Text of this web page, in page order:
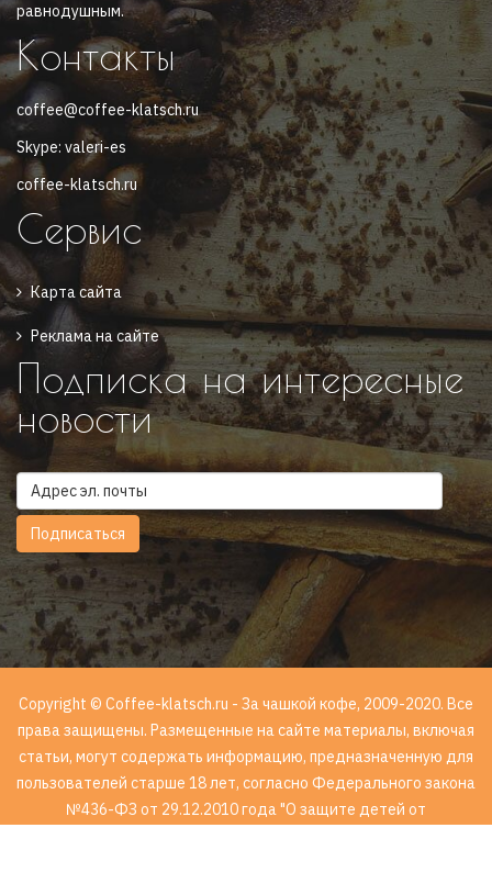
равнодушным.
Контакты
coffee@coffee-klatsch.ru
Skype: valeri-es
coffee-klatsch.ru
Сервис
Карта сайта
Реклама на сайте
Подписка на интересные
новости
Copyright © Coffee-klatsch.ru - За чашкой кофе, 2009-2020. Все
права защищены. Размещенные на сайте материалы, включая
статьи, могут содержать информацию, предназначенную для
пользователей старше 18 лет, согласно Федерального закона
№436-ФЗ от 29.12.2010 года "О защите детей от